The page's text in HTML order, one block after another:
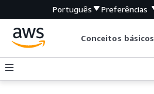
Português Preferências
Conceitos básicos